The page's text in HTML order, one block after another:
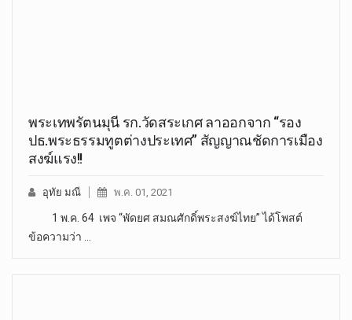
พระเทพรัตนมุนี รก.วัดสระเกศ ลาออกจาก “รอง
ปธ.พระธรรมทูตต่างประเทศ” สัญญาณชัดการเมือง
สงฆ์แรง!!
อุทัย มณี พ.ค. 01, 2021
1 พ.ค. 64 เพจ “พัดยศ สมณศักดิ์พระสงฆ์ไทย” ได้โพสต์
ข้อความว่า …